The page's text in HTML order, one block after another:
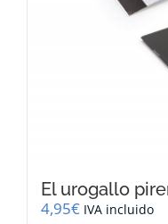
El urogallo
4,95€ IVA incluido